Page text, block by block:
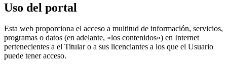
Uso del portal
Esta web proporciona el acceso a multitud de información, servicios,
programas o datos (en adelante, «los contenidos») en Internet
pertenecientes a el Titular o a sus licenciantes a los que el Usuario
puede tener acceso.